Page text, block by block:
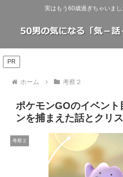
実はもう60歳過ぎちゃいま
PR
ホーム 考察２
ポケモンGOのイベン
ンを捕まえた話とクリ
考察２